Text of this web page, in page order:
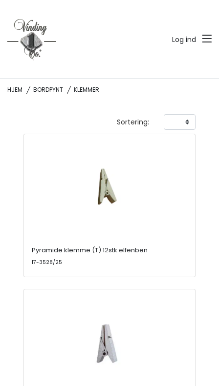
Log ind
HJEM BORDPYNT KLEMMER
Sortering:
Pyramide klemme (T) 12stk elfenben
17-3528/25